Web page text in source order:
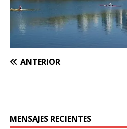
ANTERIOR
MENSAJES RECIENTES